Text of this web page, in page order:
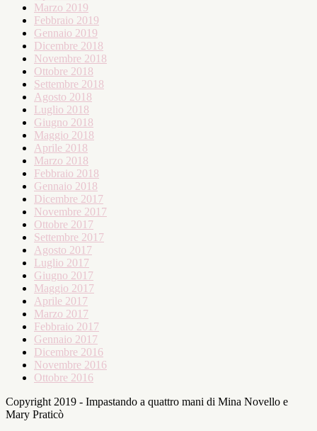
Marzo 2019
Febbraio 2019
Gennaio 2019
Dicembre 2018
Novembre 2018
Ottobre 2018
Settembre 2018
Agosto 2018
Luglio 2018
Giugno 2018
Maggio 2018
Aprile 2018
Marzo 2018
Febbraio 2018
Gennaio 2018
Dicembre 2017
Novembre 2017
Ottobre 2017
Settembre 2017
Agosto 2017
Luglio 2017
Giugno 2017
Maggio 2017
Aprile 2017
Marzo 2017
Febbraio 2017
Gennaio 2017
Dicembre 2016
Novembre 2016
Ottobre 2016
Copyright 2019 - Impastando a quattro mani di Mina Novello e
Mary Praticò